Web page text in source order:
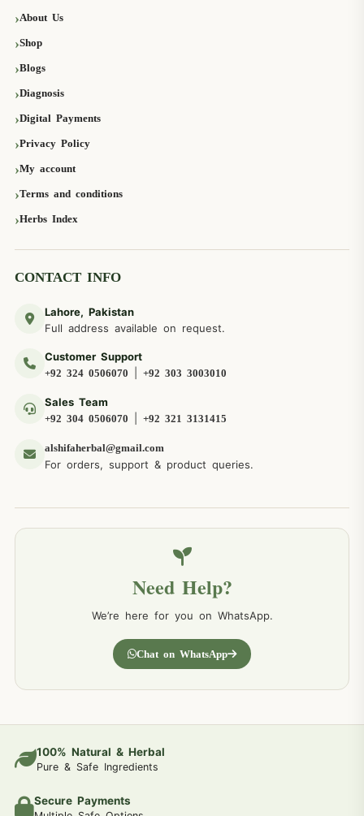
About Us
Shop
Blogs
Diagnosis
Digital Payments
Privacy Policy
My account
Terms and conditions
Herbs Index
CONTACT INFO
Lahore, Pakistan
Full address available on request.
Customer Support
+92 324 0506070 +92 303 3003010
Sales Team
+92 304 0506070 +92 321 3131415
alshifaherbal@gmail.com
For orders, support & product queries.
Need Help?
We’re here for you on WhatsApp.
Chat on WhatsApp
100% Natural & Herbal
Pure & Safe Ingredients
Secure Payments